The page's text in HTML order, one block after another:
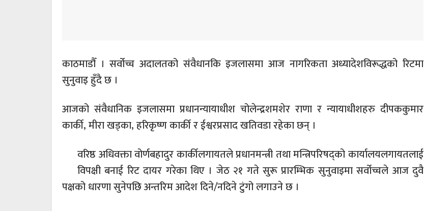
काठमाडौँ । सर्वोच्च अदालतको संवैधानकि इजलासमा आज नागरिकता अध्यादेशविरूद्धको रिटमा
सुनुवाइ हुँदै छ ।
आजको संवैधानिक इजलासमा प्रधानन्यायाधीश चोलेन्द्रशमशेर राणा र न्यायाधीशहरु दीपककुमार
कार्की, मीरा खड्का, हरिकृष्ण कार्की र ईश्वरप्रसाद खतिवडा रहेका छन् ।
वरिष्ठ अधिवक्ता वोर्णबहादुर कार्कीलगायतले प्रधानमन्त्री तथा मन्त्रिपरिषद्को कार्यालयलगायतलाई
विपक्षी बनाई रिट दायर गरेका थिए । जेठ २१ गते सुरू प्रारम्भिक सुनुवाइमा सर्वोच्चले आज दुवै
पक्षको धारणा सुनेपछि अन्तरिम आदेश दिने/नदिने टुंगो लगाउने छ ।